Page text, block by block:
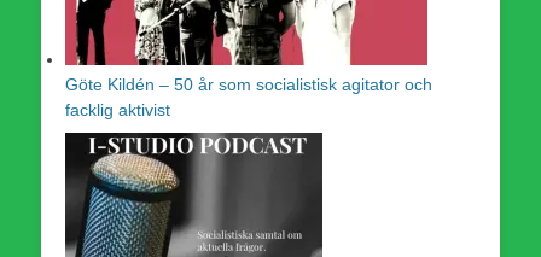
Göte Kildén – 50 år som socialistisk agitator och
facklig aktivist